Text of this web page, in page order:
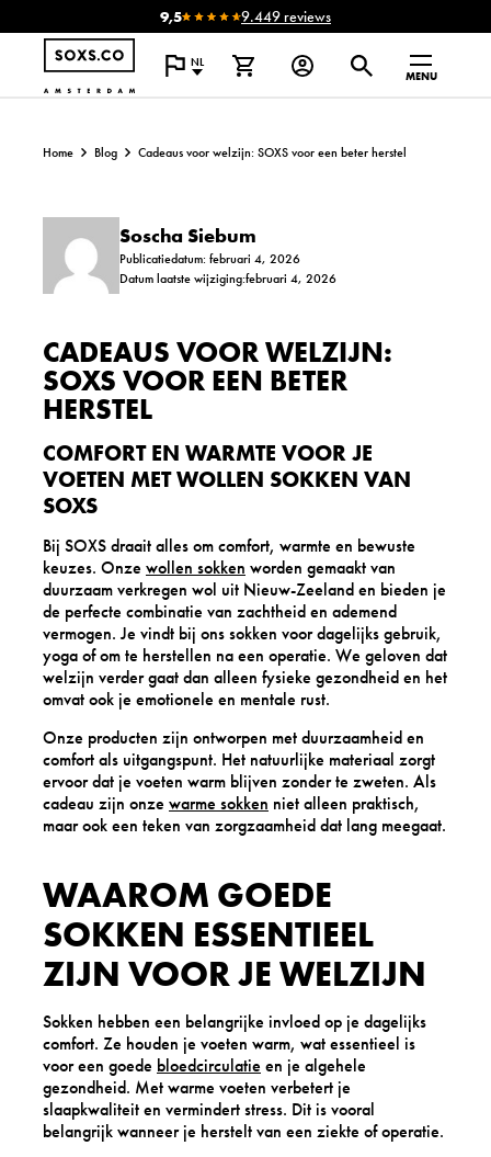
9,5 9.449 reviews
NL
MENU
Home Blog Cadeaus voor welzijn: SOXS voor een beter herstel
Soscha Siebum
Publicatiedatum: februari 4, 2026
Datum laatste wijziging:februari 4, 2026
CADEAUS VOOR WELZIJN:
SOXS VOOR EEN BETER
HERSTEL
COMFORT EN WARMTE VOOR JE
VOETEN MET WOLLEN SOKKEN VAN
SOXS
Bij SOXS draait alles om comfort, warmte en bewuste
keuzes. Onze wollen sokken worden gemaakt van
duurzaam verkregen wol uit Nieuw-Zeeland en bieden je
de perfecte combinatie van zachtheid en ademend
vermogen. Je vindt bij ons sokken voor dagelijks gebruik,
yoga of om te herstellen na een operatie. We geloven dat
welzijn verder gaat dan alleen fysieke gezondheid en het
omvat ook je emotionele en mentale rust.
Onze producten zijn ontworpen met duurzaamheid en
comfort als uitgangspunt. Het natuurlijke materiaal zorgt
ervoor dat je voeten warm blijven zonder te zweten. Als
cadeau zijn onze warme sokken niet alleen praktisch,
maar ook een teken van zorgzaamheid dat lang meegaat.
WAAROM GOEDE
SOKKEN ESSENTIEEL
ZIJN VOOR JE WELZIJN
Sokken hebben een belangrijke invloed op je dagelijks
comfort. Ze houden je voeten warm, wat essentieel is
voor een goede bloedcirculatie en je algehele
gezondheid. Met warme voeten verbetert je
slaapkwaliteit en vermindert stress. Dit is vooral
belangrijk wanneer je herstelt van een ziekte of operatie.